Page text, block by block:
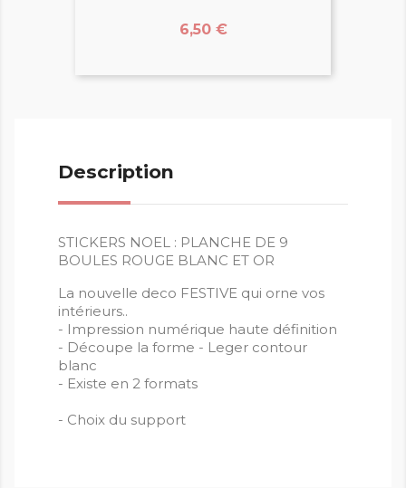
Prix
6,50 €
Description
STICKERS NOEL : PLANCHE DE 9
BOULES ROUGE BLANC ET OR
La nouvelle deco FESTIVE qui orne vos
intérieurs..
- Impression numérique haute définition
- Découpe la forme - Leger contour
blanc
- Existe en 2 formats
- Choix du support